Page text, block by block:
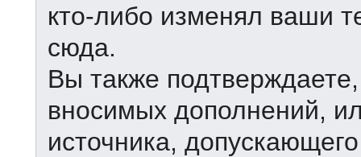
кто-либо изменял ваши
сюда.
Вы также
вносимых дополнений,
источника,